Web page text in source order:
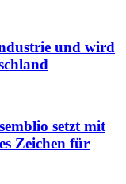
und wird
setzt mit
Zeichen für